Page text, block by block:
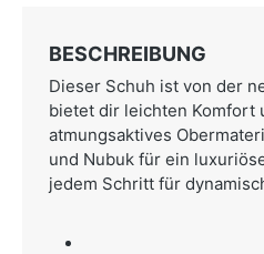
BESCHREIBUNG
Dieser Schuh ist von der
bietet dir leichten Komfort
atmungsaktives
und Nubuk für ein
jedem Schritt für